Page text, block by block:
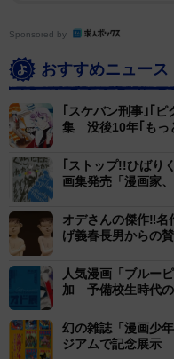
と、まとまりがあるか
「作家さん、読者さん
う」と語り、エントラ
バーサリーケーキタワ
キャラクターの等身大
でおなじみのコミック
フォトスポットも設置
ードを編集部員がこっ
みずほ・福山リョウコ
では、アナログからデ
認できる。出口には黄
は名言満載の「パタリ
る。展覧会コラボカフ
Sponsored by
おすすめニュース
｢スケバン刑事｣｢
集 没後10年｢もっ
｢ストップ!!ひば
画集発売「漫画家
オデさんの傑作‼
げ義春長男からの
人気漫画「ブルー
加 予備校生時代の
幻の雑誌「漫画少
ジアムで記念展示